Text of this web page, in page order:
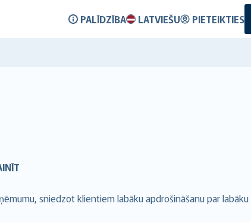
PALĪDZĪBA LATVIEŠU PIETEIKTIES
sniedzot klientiem labāku apdrošināšanu par labāku